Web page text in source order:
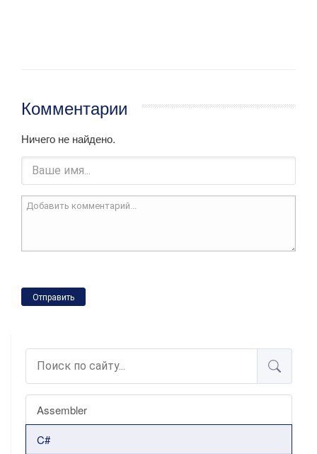
Assembler
C#
Комментарии
Ничего не найдено.
Отправить